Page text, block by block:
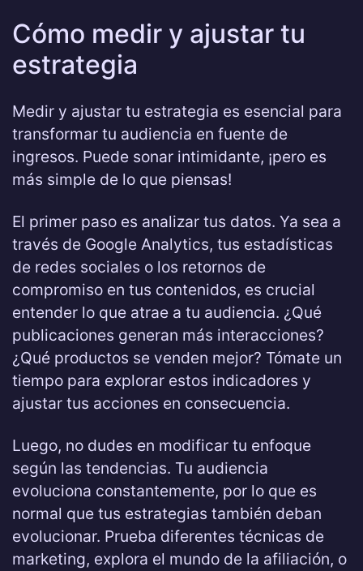
Cómo medir y ajustar tu
estrategia
Medir y ajustar tu estrategia es esencial para
transformar tu audiencia en fuente de
ingresos. Puede sonar intimidante, ¡pero es
más simple de lo que piensas!
El primer paso es analizar tus datos. Ya sea a
través de Google Analytics, tus estadísticas
de redes sociales o los retornos de
compromiso en tus contenidos, es crucial
entender lo que atrae a tu audiencia. ¿Qué
publicaciones generan más interacciones?
¿Qué productos se venden mejor? Tómate un
tiempo para explorar estos indicadores y
ajustar tus acciones en consecuencia.
Luego, no dudes en modificar tu enfoque
según las tendencias. Tu audiencia
evoluciona constantemente, por lo que es
normal que tus estrategias también deban
evolucionar. Prueba diferentes técnicas de
marketing, explora el mundo de la afiliación, o